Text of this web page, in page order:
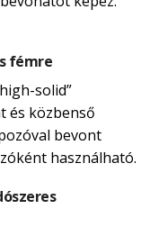
fémre
solid”
és közbenső
bevont
használható.